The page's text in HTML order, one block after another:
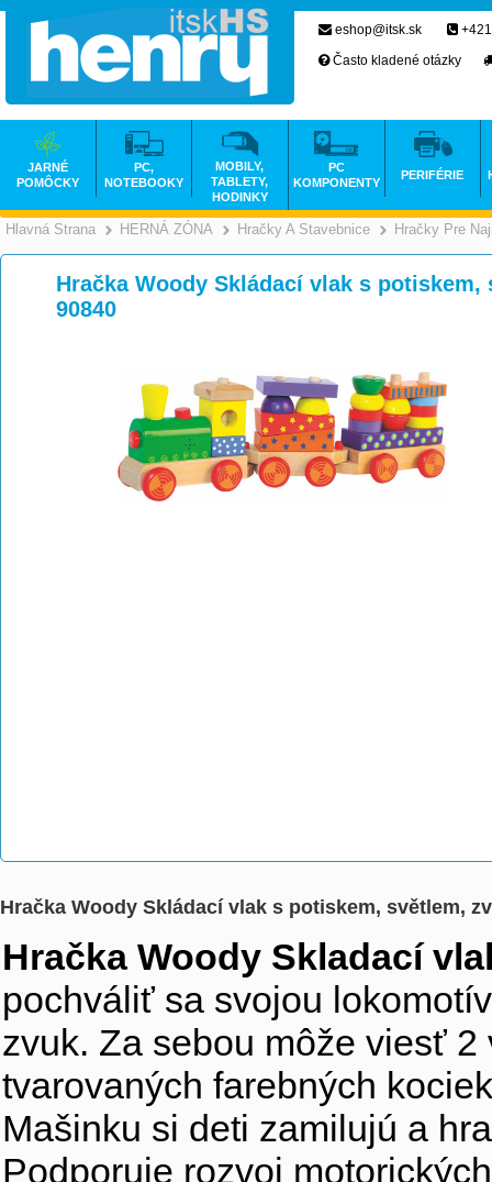
Hlavná Strana >
HERNÁ ZÓNA >
Hračky A Stavebnice Hračky Pre
Hračka Woody Skládací vlak s potiskem,
90840
Hračka Woody Skládací vlak s potiskem, světlem,
Hračka Woody Skladací
pochváliť sa svojou
zvuk. Za sebou môže viesť
tvarovaných farebných
Mašinku si deti zamilujú a
Podporuje rozvoj
eshop@itsk.sk
Často kladené otázky
JARNÉ
POMÔCKY
PC,
NOTEBOOKY
MOBILY,
TABLETY,
HODINKY
PC
KOMPONENTY
PERIFÉRIE